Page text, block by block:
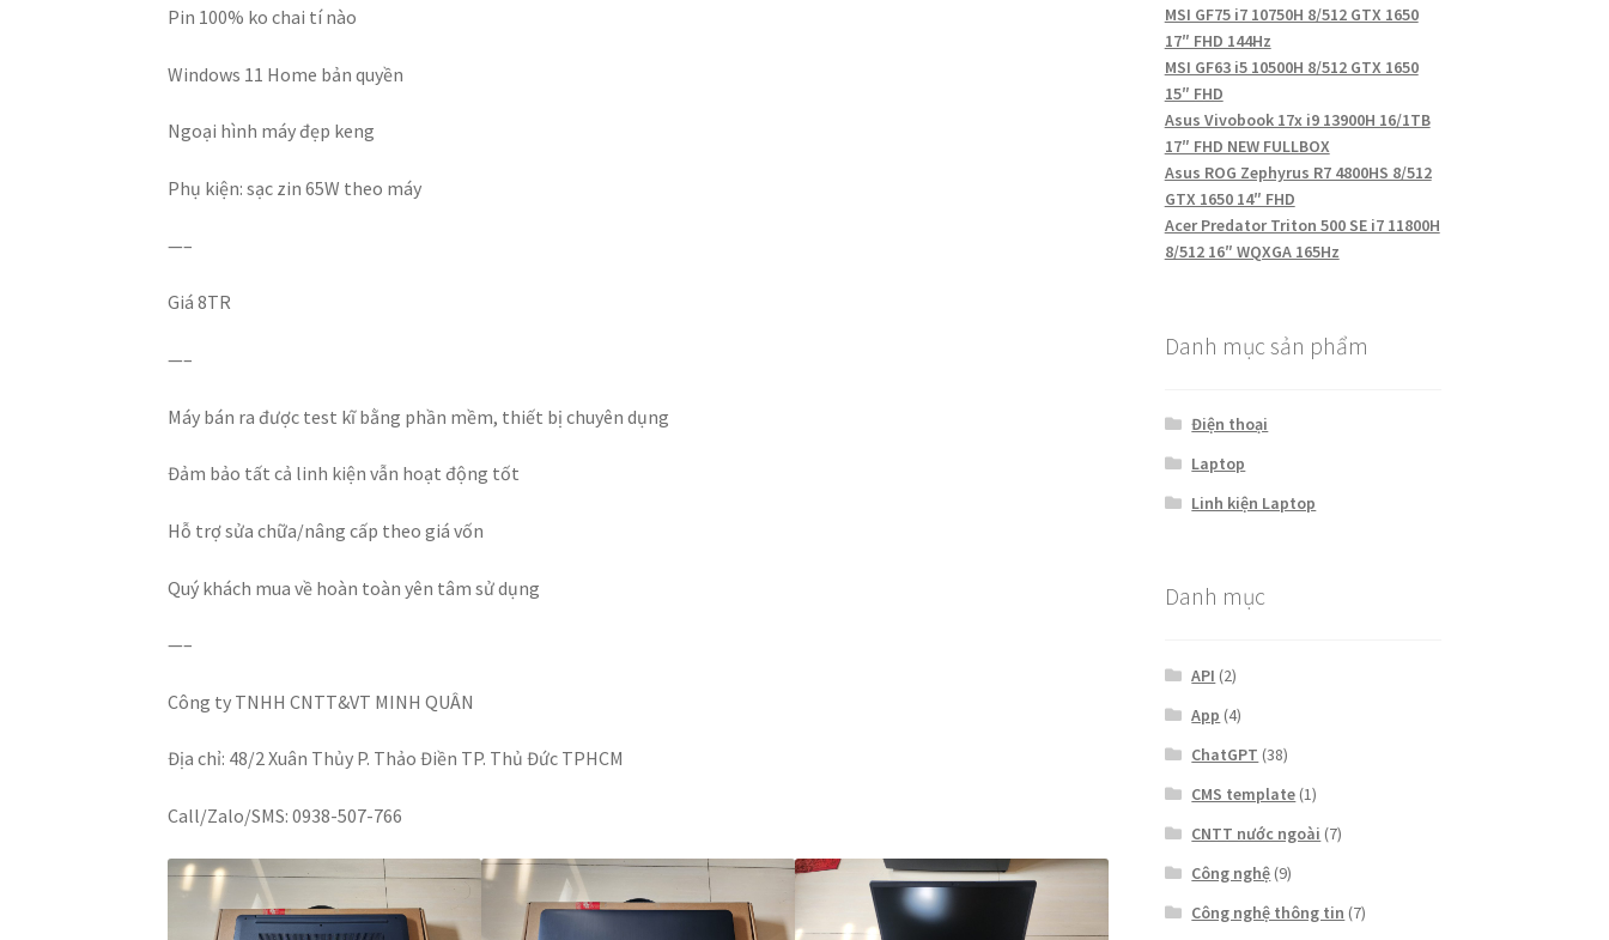
Pin 100% ko chai tí nào
Windows 11 Home bản quyền
Ngoại hình máy đẹp keng
Phụ kiện: sạc zin 65W theo máy
—–
Giá 8TR
—–
Máy bán ra được test kĩ bằng phần mềm, thiết bị chuyên dụng
Đảm bảo tất cả linh kiện vẫn hoạt động tốt
Hỗ trợ sửa chữa/nâng cấp theo giá vốn
Quý khách mua về hoàn toàn yên tâm sử dụng
—–
Công ty TNHH CNTT&VT MINH QUÂN
Địa chỉ: 48/2 Xuân Thủy P. Thảo Điền TP. Thủ Đức TPHCM
Call/Zalo/SMS: 0938-507-766
MSI GF75 i7 10750H 8/512 GTX 1650
17″ FHD 144Hz
MSI GF63 i5 10500H 8/512 GTX 1650
15″ FHD
Asus Vivobook 17x i9 13900H 16/1TB
17″ FHD NEW FULLBOX
Asus ROG Zephyrus R7 4800HS 8/512
GTX 1650 14″ FHD
Acer Predator Triton 500 SE i7 11800H
8/512 16″ WQXGA 165Hz
Danh mục sản phẩm
Điện thoại
Laptop
Linh kiện Laptop
Danh mục
API (2)
App (4)
ChatGPT (38)
CMS template (1)
CNTT nước ngoài (7)
Công nghệ (9)
Công nghệ thông tin (7)